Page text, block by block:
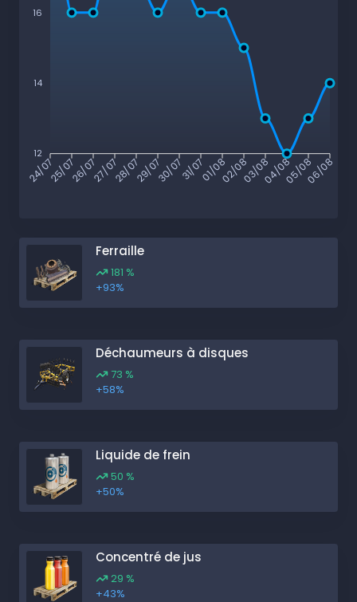
16
14
12
24/0725/0726/0727/0728/0729/0730/0731/0701/0802/0803/0804/0805/0806/08
Ferraille
181 %
+93%
Déchaumeurs à disques
73 %
+58%
Liquide de frein
50 %
+50%
Concentré de jus
29 %
+43%